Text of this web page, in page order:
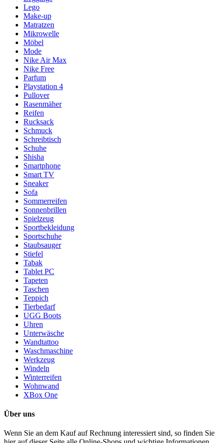
Lego
Make-up
Matratzen
Mikrowelle
Möbel
Mode
Nike Air Max
Nike Free
Parfum
Playstation 4
Pullover
Rasenmäher
Reifen
Rucksack
Schmuck
Schreibtisch
Schuhe
Shisha
Smartphone
Smart TV
Sneaker
Sofa
Sommerreifen
Sonnenbrillen
Spielzeug
Sportbekleidung
Sportschuhe
Staubsauger
Stiefel
Tabak
Tablet PC
Tapeten
Taschen
Teppich
Tierbedarf
UGG Boots
Uhren
Unterwäsche
Wandtattoo
Waschmaschine
Werkzeug
Windeln
Winterreifen
Wohnwand
XBox One
Über uns
Wenn Sie an dem Kauf auf Rechnung interessiert sind, so finden Sie